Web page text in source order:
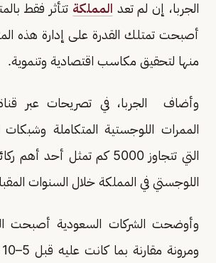
الجربا، إن لم تعد المملكة تتأثر فقط
أصبحت تمتلك القدرة على إدارة هذه
منها لتحقيق مكاسب اقتصادية وتنموية.
وأضاف الجربا، في تصريحات عبر قناة
الممرات اللوجستية المتكاملة
التي تتجاوز 5000 كم تمثل أحد
اللوجستي في المملكة خلال السنوات
وأوضحت الشركات السعودية أصبحت